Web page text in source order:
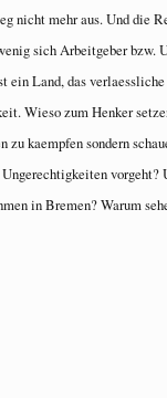
nicht mehr aus. Und die
sich Arbeitgeber bzw.
ein Land, das
Wieso zum Henker
zu kaempfen sondern
Ungerechtigkeiten
in Bremen? Warum